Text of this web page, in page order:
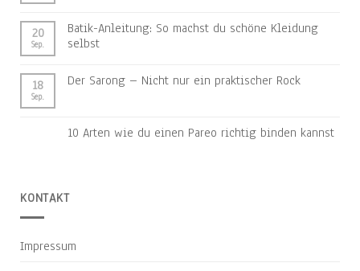
20
Sep.
Batik-Anleitung: So machst du schöne Kleidung
selbst
18
Sep.
Der Sarong – Nicht nur ein praktischer Rock
10 Arten wie du einen Pareo richtig binden kannst
KONTAKT
Impressum